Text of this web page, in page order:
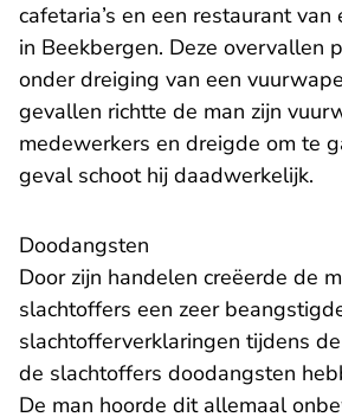
cafetaria’s en een restaurant
in Beekbergen. Deze overvallen
onder dreiging van een
gevallen richtte de man zijn
medewerkers en dreigde om te
geval schoot hij daadwerkelijk.
Doodangsten
Door zijn handelen creëerde de
slachtoffers een zeer
slachtofferverklaringen tijdens
de slachtoffers doodangsten
De man hoorde dit allemaal